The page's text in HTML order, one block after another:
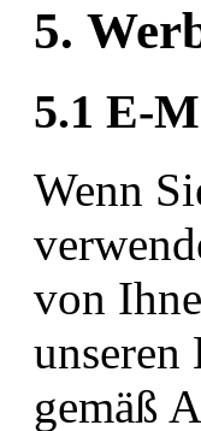
5.
5.1 E-
Wenn
von
gemäß